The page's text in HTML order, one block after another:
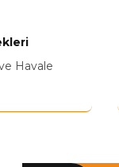
Havale